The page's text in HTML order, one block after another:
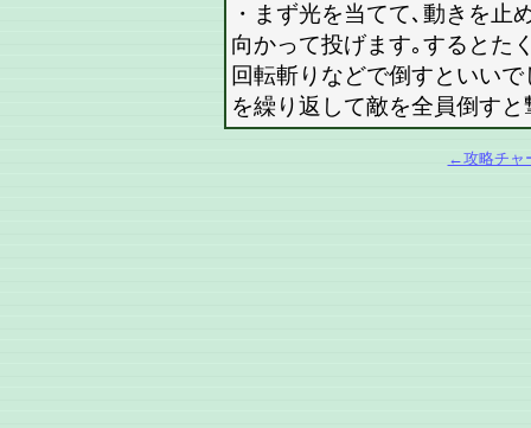
・まず光を当てて､動きを止
向かって投げます｡するとた
回転斬りなどで倒すといい
を繰り返して敵を全員倒すと
←攻略チャ